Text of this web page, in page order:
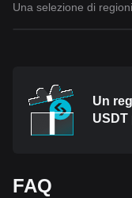
Una selezione di
Un
FAQ